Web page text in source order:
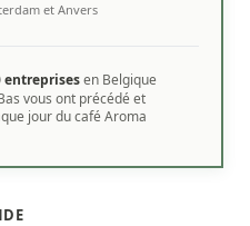
et Anvers
entreprisesen Belgique
vous ont précédé et
jour du café Aroma